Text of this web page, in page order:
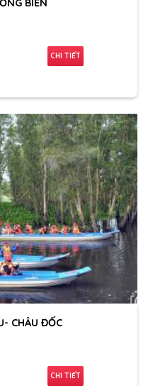
CHI TIẾT
CHÂU ĐỐC
CHI TIẾT